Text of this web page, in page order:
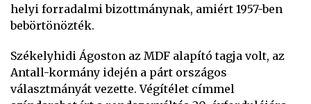
helyi forradalmi bizottmánynak, amiért 1957-ben
bebörtönözték.
Székelyhidi Ágoston az MDF alapító tagja volt, az
Antall-kormány idején a párt országos
választmányát vezette. Végítélet címmel